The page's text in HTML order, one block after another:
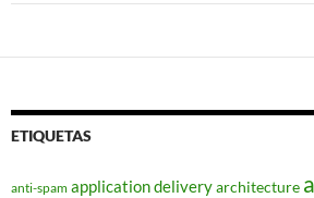
ETIQUETAS
anti-spam application deliveryarchitecture